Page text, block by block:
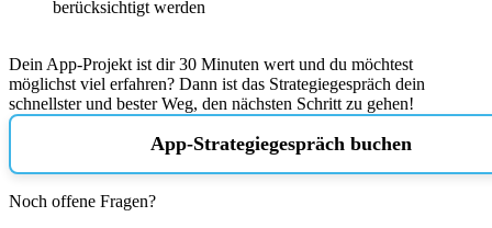
berücksichtigt werden
Dein App-Projekt ist dir 30 Minuten wert und du möchtest
möglichst viel erfahren? Dann ist das Strategiegespräch dein
schnellster und bester Weg, den nächsten Schritt zu gehen!
App-Strategiegespräch buchen
Noch offene Fragen?